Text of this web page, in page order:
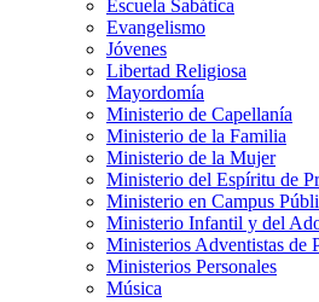
Escuela Sabática
Evangelismo
Jóvenes
Libertad Religiosa
Mayordomía
Ministerio de Capellanía
Ministerio de la Familia
Ministerio de la Mujer
Ministerio del Espíritu de
Ministerio en Campus
Ministerio Infantil y del
Ministerios Adventistas de
Ministerios Personales
Música